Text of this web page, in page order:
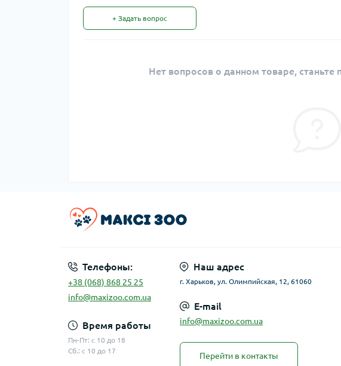
+ Задать вопрос
Нет вопросов о данном товаре,
Телефоны:
+38 (068) 868 25 25
info@maxizoo.com.ua
Время работы
Пн-Пт: с 10 до 18
Сб.: с 10 до 17
Наш адрес
г. Харьков, ул. Олимпийская, 12, 61060
E-mail
info@maxizoo.com.ua
Перейти в контакты